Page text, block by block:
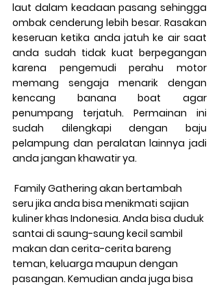
laut dalam keadaan pasang sehingga
ombak cenderung lebih besar. Rasakan
keseruan ketika anda jatuh ke air saat
anda sudah tidak kuat berpegangan
karena pengemudi perahu motor
memang sengaja menarik dengan
kencang banana boat agar
penumpang terjatuh. Permainan ini
sudah dilengkapi dengan baju
pelampung dan peralatan lainnya jadi
anda jangan khawatir ya.
seru jika anda bisa menikmati sajian
kuliner khas Indonesia. Anda bisa duduk
santai di saung-saung kecil sambil
makan dan cerita-cerita bareng
teman, keluarga maupun dengan
pasangan. Kemudian anda juga bisa